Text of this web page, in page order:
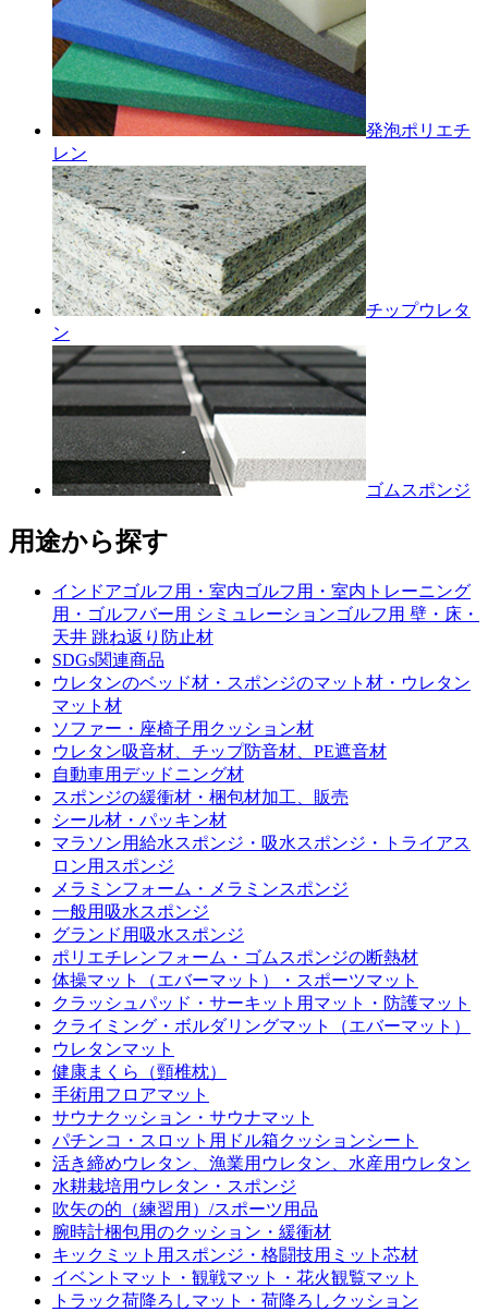
発泡ポリエチ
レン
チップウレタ
ン
ゴムスポンジ
用途から探す
インドアゴルフ用・室内ゴルフ用・室内トレーニング
用・ゴルフバー用 シミュレーションゴルフ用 壁・床・
天井 跳ね返り防止材
SDGs関連商品
ウレタンのベッド材・スポンジのマット材・ウレタン
マット材
ソファー・座椅子用クッション材
ウレタン吸音材、チップ防音材、PE遮音材
自動車用デッドニング材
スポンジの緩衝材・梱包材加工、販売
シール材・パッキン材
マラソン用給水スポンジ・吸水スポンジ・トライアス
ロン用スポンジ
メラミンフォーム・メラミンスポンジ
一般用吸水スポンジ
グランド用吸水スポンジ
ポリエチレンフォーム・ゴムスポンジの断熱材
体操マット（エバーマット）・スポーツマット
クラッシュパッド・サーキット用マット・防護マット
クライミング・ボルダリングマット（エバーマット）
ウレタンマット
健康まくら（頸椎枕）
手術用フロアマット
サウナクッション・サウナマット
パチンコ・スロット用ドル箱クッションシート
活き締めウレタン、漁業用ウレタン、水産用ウレタン
水耕栽培用ウレタン・スポンジ
吹矢の的（練習用）/スポーツ用品
腕時計梱包用のクッション・緩衝材
キックミット用スポンジ・格闘技用ミット芯材
イベントマット・観戦マット・花火観覧マット
トラック荷降ろしマット・荷降ろしクッション